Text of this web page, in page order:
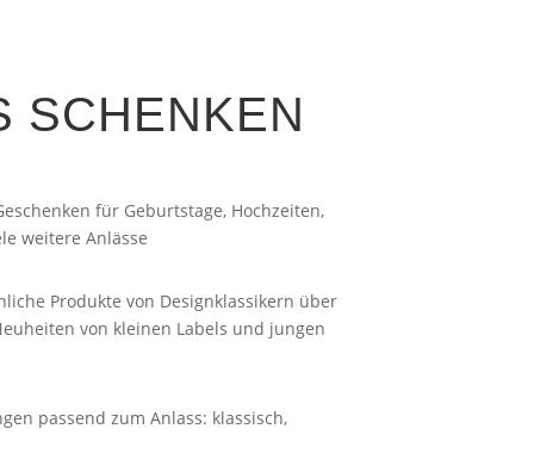
SCHENKEN
für Geburtstage, Hochzeiten,
weitere Anlässe
Produkte von Designklassikern über
von kleinen Labels und jungen
passend zum Anlass: klassisch,